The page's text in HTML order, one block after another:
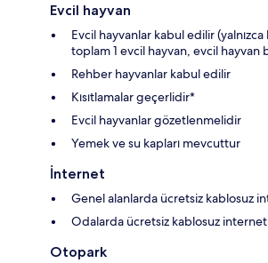
Evcil hayvan
Evcil hayvanlar kabul edilir
toplam 1 evcil hayvan, evcil hayvan
Rehber hayvanlar kabul edilir
Kısıtlamalar geçerlidir*
Evcil hayvanlar gözetlenmelidir
Yemek ve su kapları mevcuttur
İnternet
Genel alanlarda ücretsiz kablosuz
Odalarda ücretsiz kablosuz
Otopark